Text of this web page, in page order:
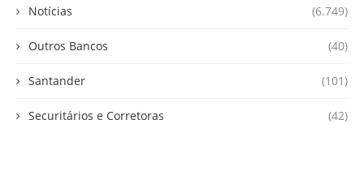
Notícias (6.749)
Outros Bancos (40)
Santander (101)
Securitários e Corretoras (42)